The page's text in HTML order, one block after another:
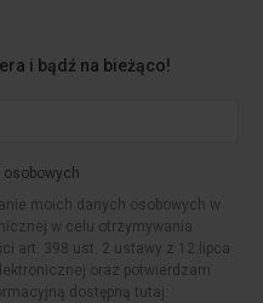
i bądź na bieżąco!
moich danych osobowych w
w celu otrzymywania
art. 398 ust. 2 ustawy z 12 lipca
oraz potwierdzam
dostępną tutaj: